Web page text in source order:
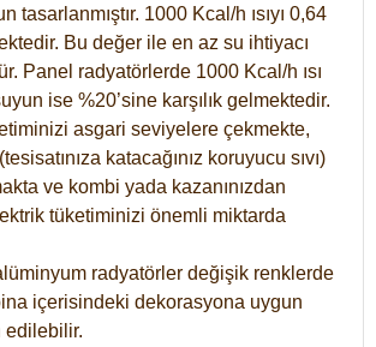
tasarlanmıştır. 1000 Kcal/h ısıyı 0,64
Bu değer ile en az su ihtiyacı
Panel radyatörlerde 1000 Kcal/h ısı
ise %20’sine karşılık gelmektedir.
asgari seviyelere çekmekte,
katacağınız koruyucu sıvı)
ve kombi yada kazanınızdan
tüketiminizi önemli miktarda
radyatörler değişik renklerde
içerisindeki dekorasyona uygun
edilebilir.